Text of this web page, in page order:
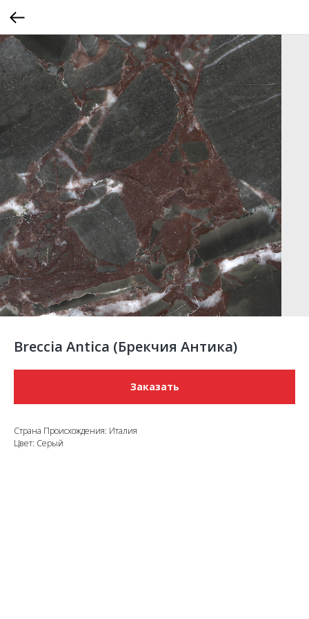
Breccia Antica (Брекчия Антика)
Заказать
Страна Происхождения: Италия
Цвет: Серый